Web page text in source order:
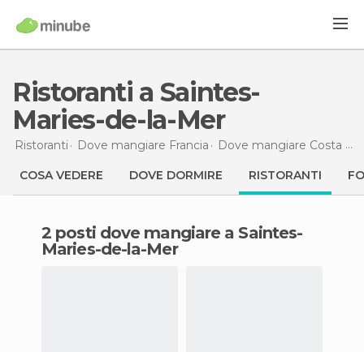
Ristoranti a Saintes-
Maries-de-la-Mer
Ristoranti Dove mangiare Francia Dove mangiare Costa Azzurra
COSA VEDERE DOVE DORMIRE RISTORANTI
2 posti dove mangiare a Saintes-
Maries-de-la-Mer